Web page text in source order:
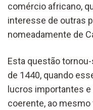
comércio africano,
interesse de outras
nomeadamente de
Esta questão
de 1440, quando
lucros importantes
coerente, ao